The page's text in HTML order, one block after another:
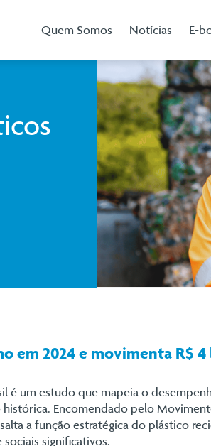
Quem Somos Notícias E-
em 2024 e movimenta R$
é um estudo que mapeia o
Encomendado pelo
a função estratégica do plástico
significativos.